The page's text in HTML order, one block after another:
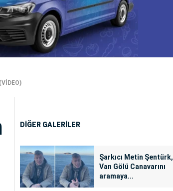
DİĞER GALERİLER
Şarkıcı Metin Şentürk,
Van Gölü Canavarını
aramaya...